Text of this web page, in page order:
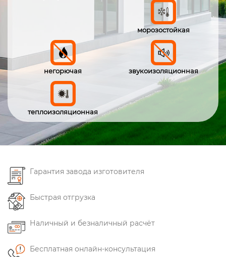
морозостойкая
негорючая звукоизоляционная
теплоизоляционная
Гарантия завода изготовителя
Быстрая отгрузка
Наличный и безналичный расчёт
Бесплатная онлайн-консультация